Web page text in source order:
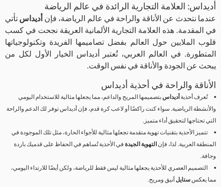
أديداس: العلامة التجارية الرائدة في عالم الرياضة
عندما نتحدث عن الأناقة والراحة في عالم الرياضة، فإنأديداستأتي
في المقدمة. هذه العلامة التجارية الألمانية العريقة نجحت في كسب
قلوب الملايين حول العالم بفضل تصاميمها الفريدة وتكنولوجياتها
المتطورة. في العالم العربي، تُعتبر أديداس الخيار الأول لكل من
يبحث عن الجودة والأناقة في نفس الوقت.
الأناقة والراحة في أحذية أديداس
تُعرف أحذيةأديداسبتصميمها المريح والداعم، مما يجعلها مثالية للاستخدام اليومي
والأنشطة الرياضية. سواء كنت راكضًا أو لاعب كرة قدم، فإن أديداس توفر لك الدعم والراحة
التي تحتاجها لتحقيق أداء متميز.
تتميز الأحذية بتقنيات تهوية متقدمة تجعلها مثالية للأجواء الحارة، مثل تلك الموجودة في
المنطقة العربية. لذا، فإنالتهوية الجيدةفي الأحذية تُساهم في الحفاظ على قدميك باردة
وجافة.
التصميم العصري للأحذية يجعلها مثالية ليس فقط للرياضة، ولكن أيضًا للارتداء اليومي،
مما يعكسستايلأنيق ومريح.